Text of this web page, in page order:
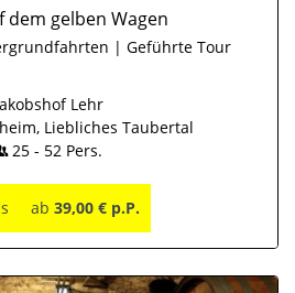
dem gelben Wagen
| Geführte Tour
Lehr
Liebliches Taubertal
25 - 52 Pers.
ab 39,00 € p.P.